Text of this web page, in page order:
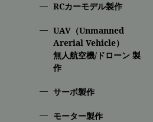
RCカーモデル製作
UAV（Unmanned
Arerial Vehicle）
無人航空機/ドローン 製
作
サーボ製作
モーター製作